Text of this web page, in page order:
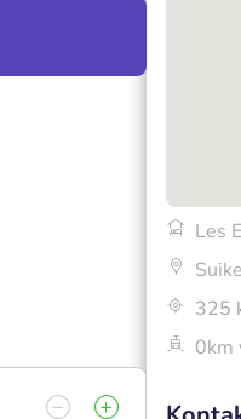
Les
325
0km